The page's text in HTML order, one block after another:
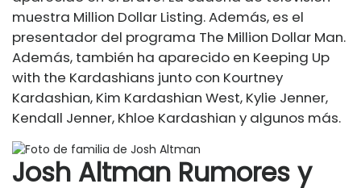
muestra Million Dollar Listing. Además, es el
presentador del programa The Million Dollar Man.
Además, también ha aparecido en Keeping Up
with the Kardashians junto con Kourtney
Kardashian, Kim Kardashian West, Kylie Jenner,
Kendall Jenner, Khloe Kardashian y algunos más.
Josh Altman Rumores y